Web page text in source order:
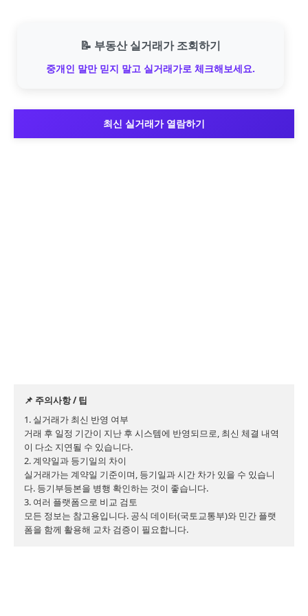
📝 부동산 실거래가 조회하기
중개인 말만 믿지 말고 실거래가로 체크해보세요.
최신 실거래가 열람하기
📌 주의사항 / 팁
1. 실거래가 최신 반영 여부
거래 후 일정 기간이 지난 후 시스템에 반영되므로, 최신 체결 내역
이 다소 지연될 수 있습니다.
2. 계약일과 등기일의 차이
실거래가는 계약일 기준이며, 등기일과 시간 차가 있을 수 있습니
다. 등기부등본을 병행 확인하는 것이 좋습니다.
3. 여러 플랫폼으로 비교 검토
모든 정보는 참고용입니다. 공식 데이터(국토교통부)와 민간 플랫
폼을 함께 활용해 교차 검증이 필요합니다.